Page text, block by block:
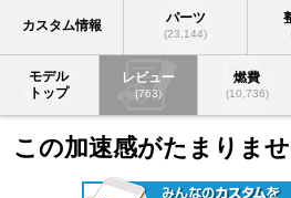
カスタム情報 パーツ
(23,144)
モデル
トップ
レビュー
(763)
燃費
(10,736)
この加速感がたまりま